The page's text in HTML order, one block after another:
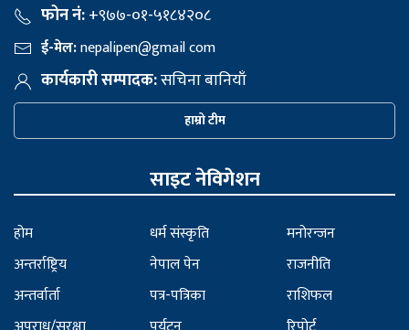
फोन नं:+९७७-०१-५१८४२०८
ई-मेल:nepalipen@gmail com
कार्यकारी सम्पादक:सचिना बानियाँ
हाम्रो टीम
साइट नेविगेशन
होम
अन्तर्राष्ट्रिय
अन्तर्वार्ता
धर्म संस्कृति
नेपाल पेन
पत्र-पत्रिका
मनोरन्जन
राजनीति
राशिफल